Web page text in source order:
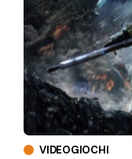
VIDEOGIOCHI